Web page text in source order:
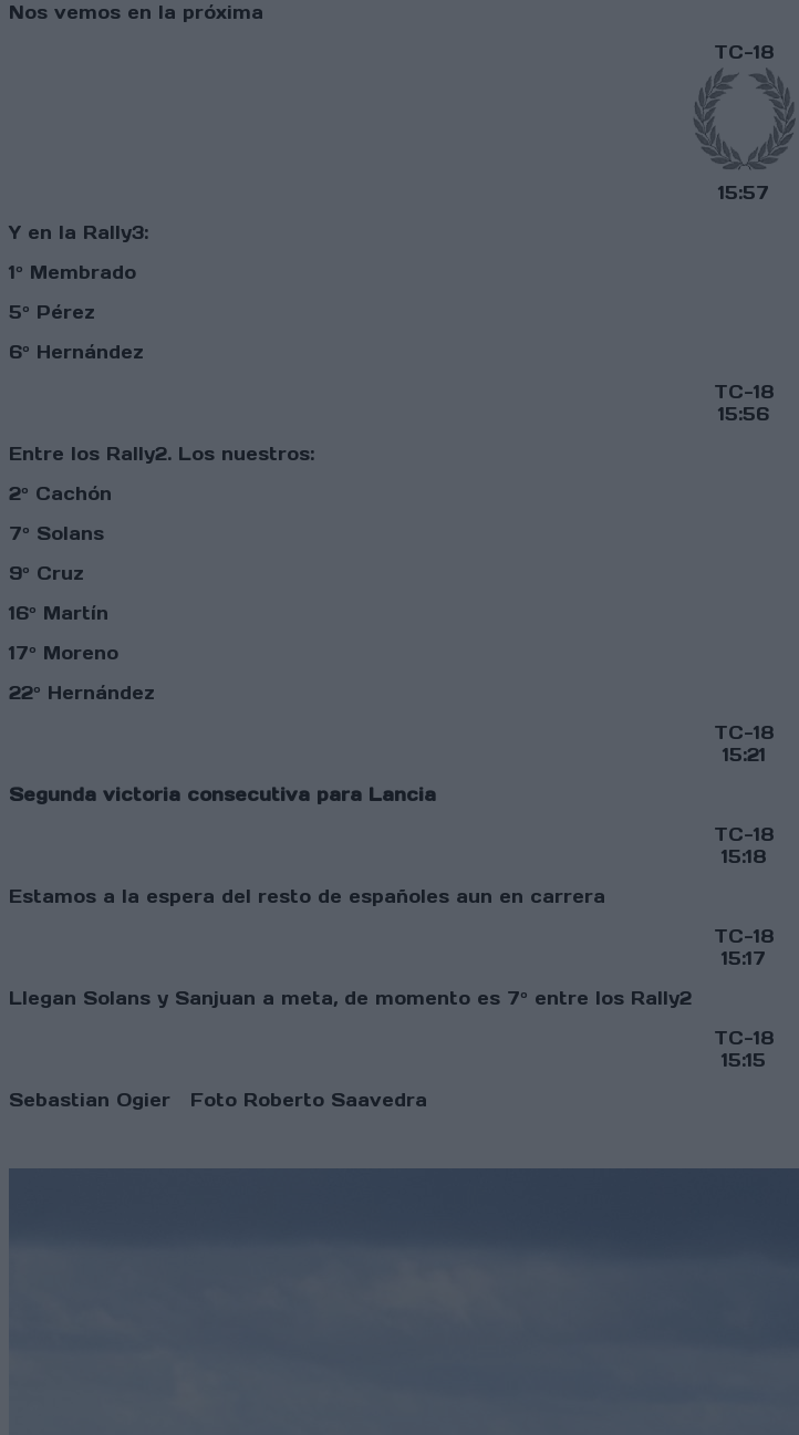
Nos vemos en la próxima
TC-18
15:57
Y en la Rally3:
1º Membrado
5º Pérez
6º Hernández
TC-18
15:56
Entre los Rally2. Los nuestros:
2º Cachón
7º Solans
9º Cruz
16º Martín
17º Moreno
22º Hernández
TC-18
15:21
Segunda victoria consecutiva para Lancia
TC-18
15:18
Estamos a la espera del resto de españoles aun en carrera
TC-18
15:17
Llegan Solans y Sanjuan a meta, de momento es 7º entre los Rally2
TC-18
15:15
Sebastian Ogier Foto Roberto Saavedra